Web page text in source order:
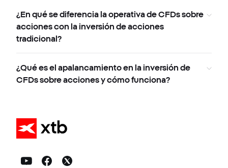
¿En qué se diferencia la operativa de CFDs sobre
acciones con la inversión de acciones
tradicional?
¿Qué es el apalancamiento en la inversión de
CFDs sobre acciones y cómo funciona?